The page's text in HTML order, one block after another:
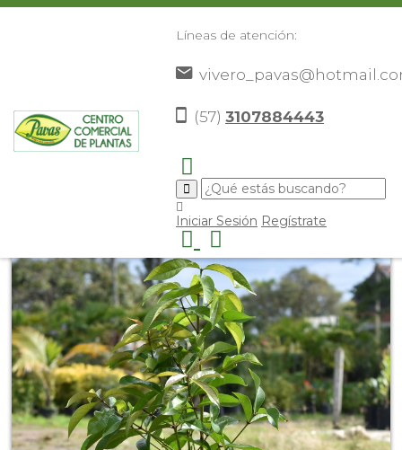
Líneas de atención:
(57) 3107884443
Iniciar Sesión Regístrate
Frutales >Otros Frutales>Poma